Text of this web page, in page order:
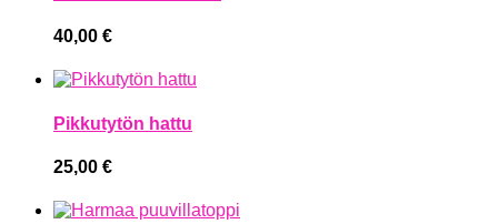
40,00 €
Pikkutytön hattu
25,00 €